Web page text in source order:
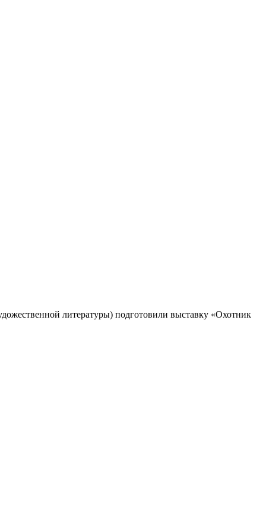
литературы) подготовили выставку «Охотник